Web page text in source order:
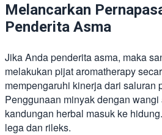
Melancarkan
Penderita Asma
Jika Anda penderita asma, maka
melakukan pijat aromatherapy
mempengaruhi kinerja dari saluran
Penggunaan minyak dengan
kandungan herbal masuk ke
lega dan rileks.